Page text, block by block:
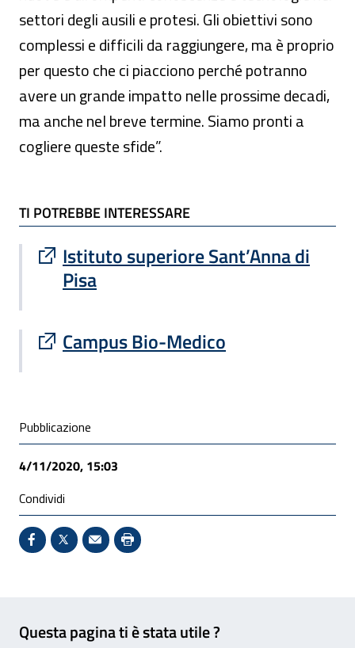
settori degli ausili e protesi. Gli obiettivi sono
complessi e difficili da raggiungere, ma è proprio
per questo che ci piacciono perché potranno
avere un grande impatto nelle prossime decadi,
ma anche nel breve termine. Siamo pronti a
cogliere queste sfide”.
TI POTREBBE INTERESSARE
TI POTREBBE INTERESSARE
Istituto superiore Sant’Anna di
Pisa
Sito esterno : apre una nuova finestra
Campus Bio-Medico
Sito esterno : apre una nuova finestra
Condivisione social
Pubblicazione
4/11/2020, 15:03
Condividi
Condividi su Facebook - Sito esterno - Apertura in
X - Sito esterno - Apertura in nuova finestra
Invio Mail: apre il programma di posta
Stampa pagina: scelta meno
Questa pagina ti è stata utile ?